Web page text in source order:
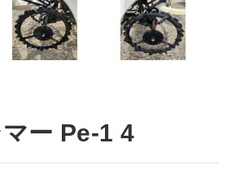
ー Pe-1 4